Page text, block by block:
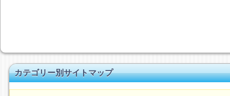
カテゴリー別サイトマップ